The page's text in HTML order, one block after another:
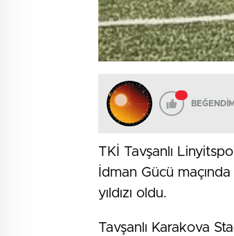
BEĞENDİM
TKİ Tavşanlı
İdman Gücü maçında
yıldızı oldu.
Tavşanlı Karakova